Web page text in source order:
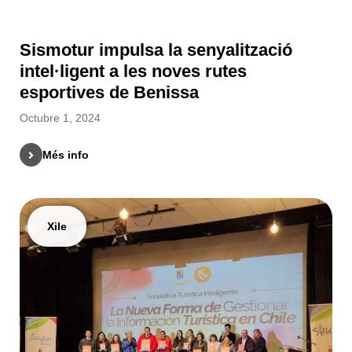
Sismotur impulsa la senyalització
intel·ligent a les noves rutes
esportives de Benissa
Octubre 1, 2024
Més info
Xile